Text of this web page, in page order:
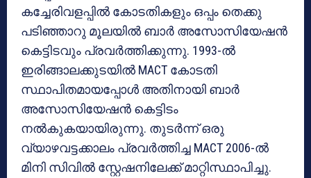
കച്ചേരിവളപ്പില്‍ കോടതികളും ഒപ്പം തെക്കു
പടിഞ്ഞാറു മൂലയില്‍ ബാര്‍ അസോസിയേഷന്‍
കെട്ടിടവും പ്രവര്‍ത്തിക്കുന്നു. 1993-ല്‍
ഇരിങ്ങാലക്കുടയില്‍ MACT കോടതി
സ്ഥാപിതമായപ്പോള്‍ അതിനായി ബാര്‍
അസോസിയേഷന്‍ കെട്ടിടം
നല്‍കുകയായിരുന്നു. തുടര്‍ന്ന് ഒരു
വ്യാഴവട്ടക്കാലം പ്രവര്‍ത്തിച്ച MACT 2006-ല്‍
മിനി സിവില്‍ സ്റ്റേഷനിലേക്ക് മാറ്റിസ്ഥാപിച്ചു.